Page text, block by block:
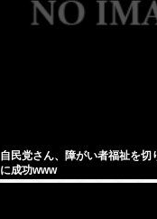
自民党さん、障がい者福祉を切
に成功www